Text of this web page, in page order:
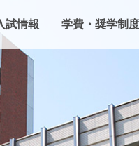
試情報 学費・奨学制度